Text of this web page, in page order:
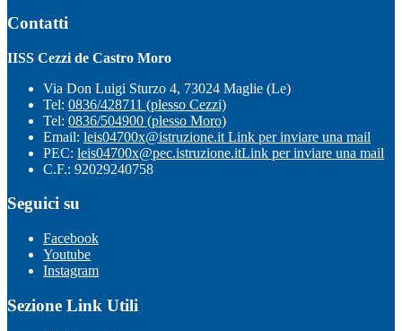
Contatti
IISS Cezzi de Castro Moro
Via Don Luigi Sturzo 4, 73024 Maglie (Le)
Tel: 0836/428711 (plesso Cezzi)
Tel: 0836/504900 (plesso Moro)
Email: leis04700x@istruzione.it Link per inviare una mail
PEC: leis04700x@pec.istruzione.itLink per inviare una mail
C.F.: 92029240758
Seguici su
Facebook
Youtube
Instagram
Sezione Link Utili